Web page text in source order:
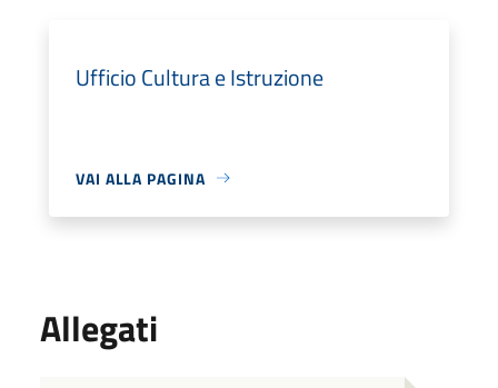
Ufficio Cultura e Istruzione
VAI ALLA PAGINA
Allegati